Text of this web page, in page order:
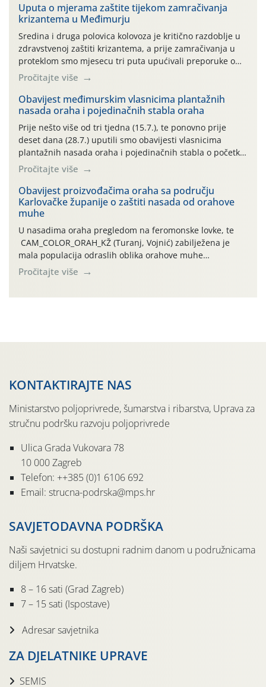
Uputa o mjerama zaštite tijekom zamračivanja
krizantema u Međimurju
Sredina i druga polovica kolovoza je kritično razdoblje u
zdravstvenoj zaštiti krizantema, a prije zamračivanja u
proteklom smo mjesecu tri puta upućivali preporuke o
preventivnim mjerama zaštite krizantema od najčešćih
uzročnika bolesti, štetnika i fito-fagnih grinja (23.7., 14.7.,
06.7.)! Na početku ovog mjeseca je zabilježeno je
povijesno i ekstremno vruće meteorološko razdoblje, uz
najviše temperature […]
Pročitajte više
Obavijest međimurskim vlasnicima plantažnih
nasada oraha i pojedinačnih stabla oraha
Prije nešto više od tri tjedna (15.7.), te ponovno prije
deset dana (28.7.) uputili smo obavijesti vlasnicima
plantažnih nasada oraha i pojedinačnih stabla o početku
leta i ovogodišnjoj potrebi usmjerenog suzbijanja
orahove muhe (Rhagoletis completa)! Već dvanaest dana
traje drugi ovogodišnji “toplinski udar”, koji naročito
izražen zadnja šest dana (31.7.-05.8.), jer najviše
temperature zraka svakodnevno […]
Pročitajte više
Obavijest proizvođačima oraha sa području
Karlovačke županije o zaštiti nasada od orahove
muhe
U nasadima oraha pregledom na feromonske lovke, te
CAM_COLOR_ORAH_KŽ (Turanj, Vojnić) zabilježena je
mala populacija odraslih oblika orahove muhe
(Rhagoletis completa). Niska brojnost može se objasniti
činjenicom da je riječ o mladim nasadima s vrlo malim
Pročitajte više
KONTAKTIRAJTE NAS
Ministarstvo poljoprivrede, šumarstva i ribarstva, Uprava za
stručnu podršku razvoju poljoprivrede
Ulica Grada Vukovara 78
10 000 Zagreb
Telefon: ++385 (0)1 6106 692
Email: strucna-podrska@mps.hr
SAVJETODAVNA PODRŠKA
Naši savjetnici su dostupni radnim danom u podružnicama
diljem Hrvatske.
8 – 16 sati (Grad Zagreb)
7 – 15 sati (Ispostave)
Adresar savjetnika
ZA DJELATNIKE UPRAVE
SEMIS